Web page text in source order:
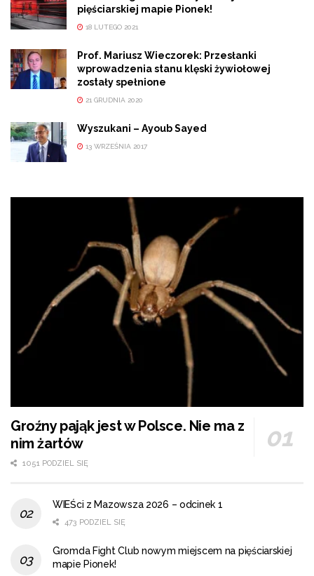
pięściarskiej mapie Pionek!
18 LUTEGO 2021
Prof. Mariusz Wieczorek: Przesłanki
wprowadzenia stanu klęski żywiołowej
zostały spełnione
21 GRUDNIA 2020
Wyszukani – Ayoub Sayed
13 WRZEŚNIA 2017
Groźny pająk jest w Polsce. Nie ma z
nim żartów
1051 PODZIEL SIĘ
WIEŚci z Mazowsza 2026 – odcinek 1
473 PODZIEL SIĘ
Gromda Fight Club nowym miejscem na pięściarskiej
mapie Pionek!